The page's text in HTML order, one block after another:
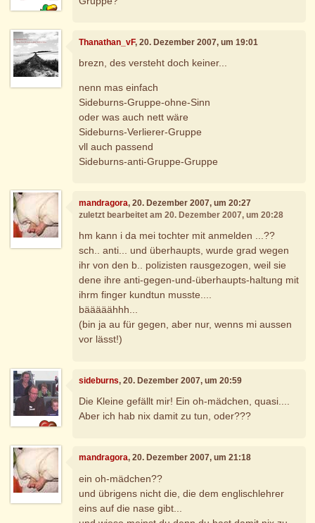
Thanathan_vF, 20. Dezember 2007, um 19:01
brezn, des versteht doch keiner...
nenn mas einfach
Sideburns-Gruppe-ohne-Sinn
oder was auch nett wäre
Sideburns-Verlierer-Gruppe
vll auch passend
Sideburns-anti-Gruppe-Gruppe
mandragora, 20. Dezember 2007, um 20:27
zuletzt bearbeitet am 20. Dezember 2007, um 20:28
hm kann i da mei tochter mit anmelden ...??
sch.. anti... und überhaupts, wurde grad wegen
ihr von den b.. polizisten rausgezogen, weil sie
dene ihre anti-gegen-und-überhaupts-haltung mit
ihrm finger kundtun musste....
bääääähhh...
(bin ja au für gegen, aber nur, wenns mi aussen
vor lässt!)
sideburns, 20. Dezember 2007, um 20:59
Die Kleine gefällt mir! Ein oh-mädchen, quasi....
Aber ich hab nix damit zu tun, oder???
mandragora, 20. Dezember 2007, um 21:18
ein oh-mädchen??
und übrigens nicht die, die dem englischlehrer
eins auf die nase gibt...